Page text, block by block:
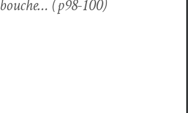
bouche… (p98-100)